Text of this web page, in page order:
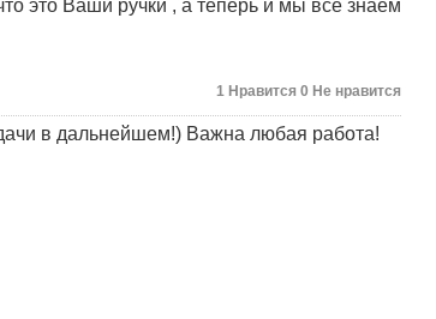
это Ваши ручки , а теперь и мы все знаем
1Нравится 0 Не нравится
в дальнейшем!) Важна любая работа!